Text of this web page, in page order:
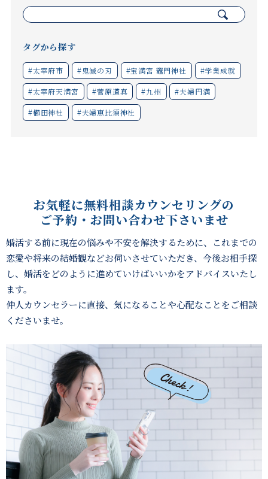
索:
タグから探す
#太宰府市 #鬼滅の刃 #宝満宮 竈門神社 #学業成就
#太宰府天満宮 #菅原道真 #九州 #夫婦円満
#櫛田神社 #夫婦恵比須神社
お気軽に無料相談カウンセリングの
ご予約・お問い合わせ下さいませ
婚活する前に現在の悩みや不安を解決するために、これまでの
恋愛や将来の結婚観などお伺いさせていただき、 今後お相手探
し、婚活をどのように進めていけばいいかをアドバイスいたし
ます。
仲人カウンセラーに直接、気になることや心配なことをご相談
くださいませ。